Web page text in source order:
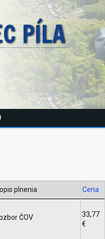
PÍLA
plnenia
Cena
ČOV
33,77
€